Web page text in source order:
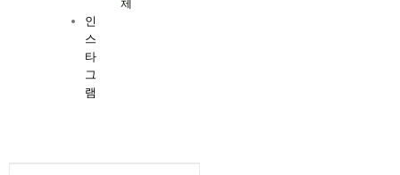
인
스
타
그
램